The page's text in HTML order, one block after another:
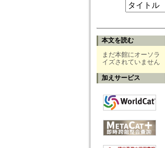
本文を読む
まだ本館にオーソラ
イズされていません
加えサービス